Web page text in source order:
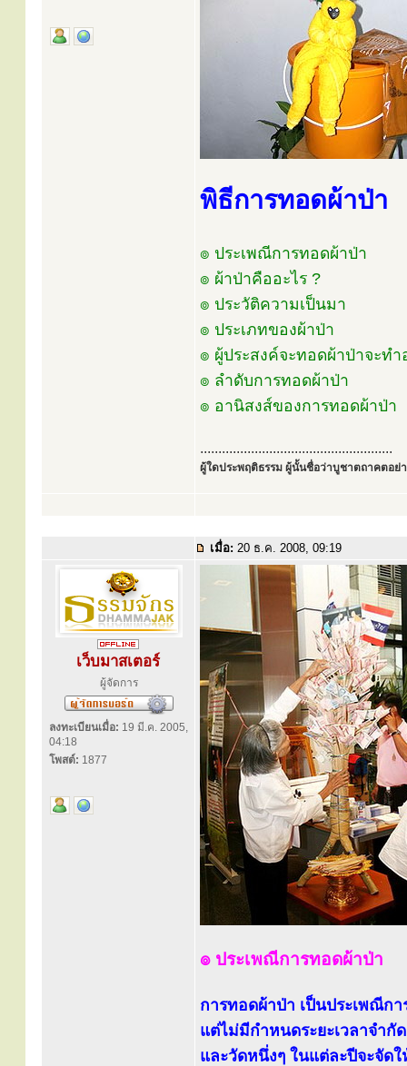
พิธีการทอดผ้าป่า
๏ ประเพณีการทอดผ้าป่า
๏ ผ้าป่าคืออะไร ?
๏ ประวัติความเป็นมา
๏ ประเภทของผ้าป่า
๏ ผู้ประสงค์จะทอดผ้าป่าจะทำ
๏ ลำดับการทอดผ้าป่า
๏ อานิสงส์ของการทอดผ้าป่า
.....................................................
ผู้ใดประพฤติธรรม ผู้นั้นชื่อว่าบูชาตถาคตอย่า
เมื่อ: 20 ธ.ค. 2008, 09:19
เว็บมาสเตอร์
ผู้จัดการ
ลงทะเบียนเมื่อ: 19 มี.ค. 2005,
04:18
โพสต์: 1877
๏ ประเพณีการทอดผ้าป่า
การทอดผ้าป่า เป็นประเพณี
แต่ไม่มีกำหนดระยะเวลาจํา
และวัดหนึ่งๆ ในแต่ละปีจะจัด